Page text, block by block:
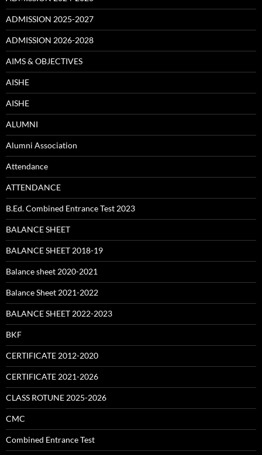
ADMISSION 2025-2027
ADMISSION 2026-2028
AIMS & OBJECTIVES
AISHE
AISHE
ALUMNI
Alumni Association
Attendance
ATTENDANCE
B.Ed. Combined Entrance Test 2023
BALANCE SHEET
BALANCE SHEET 2018-19
Balance sheet 2020-2021
Balance Sheet 2021-2022
BALANCE SHEET 2022-2023
BKF
CERTIFICATE 2012-2020
CERTIFICATE 2021-2026
CLASS ROTUNE 2025-2026
CMC
Combined Entrance Test